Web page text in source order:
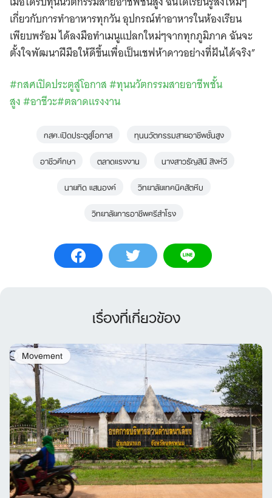
เกี่ยวกับการทำอาหารทุกวัน อุปกรณ์ทำอาหารในห้องเรียน
เพียบพร้อม ได้ลงมือทำเมนูแปลกใหม่ๆจากทุกภูมิภาค ฉันจะ
ตั้งใจพัฒนาฝีมือให้ดีขึ้นเพื่อเป็นเชฟห้าดาวอย่างที่ฝันได้จริง”
#กสศเปิดประตูสู่โอกาส#ทุนนวัตกรรมสายอาชีพชั้น
สูง#อาชีวะ#ตลาดแรงงาน
กสศ.เปิดประตูสู่โอกาส
ทุนนวัตกรรมสายอาชีพชั้นสูง
อาชีวศึกษา
ตลาดแรงงาน
นางสาวธัญสินี สิงห์วี
นายทิด แสนองค์
วิทยาลัยเทคนิคสัตหีบ
วิทยาลัยการอาชีพศรีสำโรง
เรื่องที่เกี่ยวข้อง
Movement